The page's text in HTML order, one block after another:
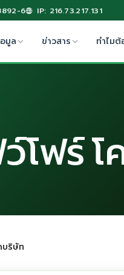
6 IP: 216.73.217.131
มูล ข่าวสาร ทำไมต้
โฟร์
บริษัท